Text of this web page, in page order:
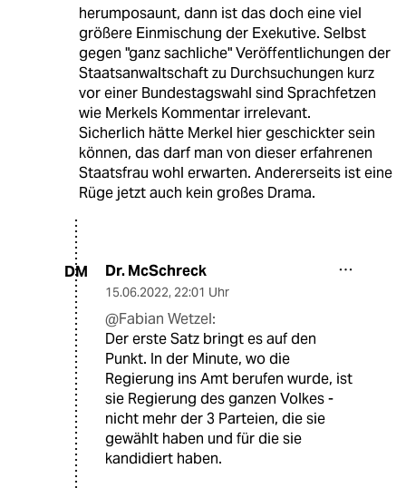
herumposaunt, dann ist das doch eine viel
größere Einmischung der Exekutive. Selbst
gegen "ganz sachliche" Veröffentlichungen der
Staatsanwaltschaft zu Durchsuchungen kurz
vor einer Bundestagswahl sind Sprachfetzen
wie Merkels Kommentar irrelevant.
Sicherlich hätte Merkel hier geschickter sein
können, das darf man von dieser erfahrenen
Staatsfrau wohl erwarten. Andererseits ist eine
Rüge jetzt auch kein großes Drama.
DM Dr. McSchreck
15.06.2022, 22:01 Uhr
@Fabian Wetzel:
Der erste Satz bringt es auf den
Punkt. In der Minute, wo die
Regierung ins Amt berufen wurde, ist
sie Regierung des ganzen Volkes -
nicht mehr der 3 Parteien, die sie
gewählt haben und für die sie
kandidiert haben.